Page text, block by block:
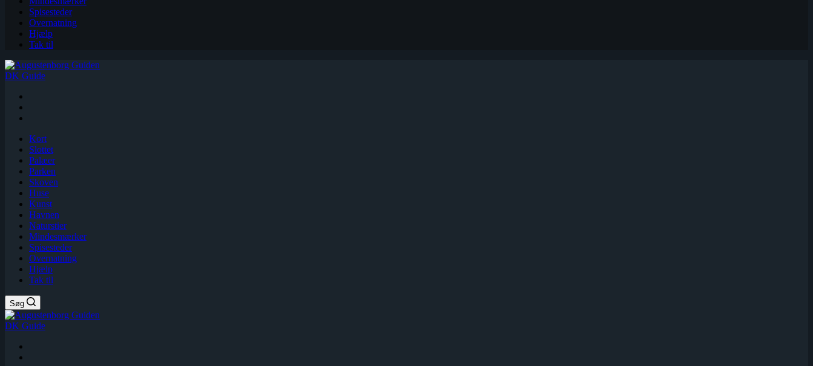
Spisesteder
Overnatning
Hjælp
Tak til
DK Guide
Kort
Slottet
Palæer
Parken
Skoven
Huse
Kunst
Havnen
Naturstier
Mindesmærker
Spisesteder
Overnatning
Hjælp
Tak til
Søg
DK Guide